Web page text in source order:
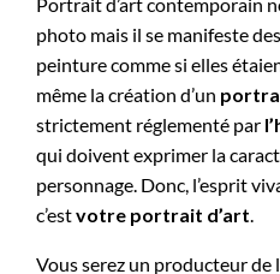
photo mais il se manifeste
peinture comme si elles
même la création d’un
strictement réglementé par
qui doivent exprimer la
personnage. Donc, l’esprit
c’estvotre portrait d’art.
Vous serez un producteur de